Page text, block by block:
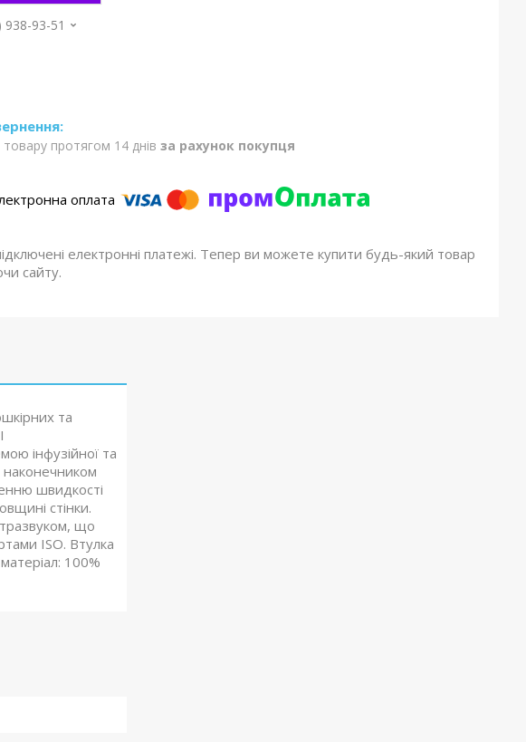
938-93-51
протягом 14 днів за рахунок покупця
електронні платежі. Тепер ви можете купити будь-який товар
сайту.
та
інфузійної та
наконечником
швидкості
стінки.
що
ISO. Втулка
100%